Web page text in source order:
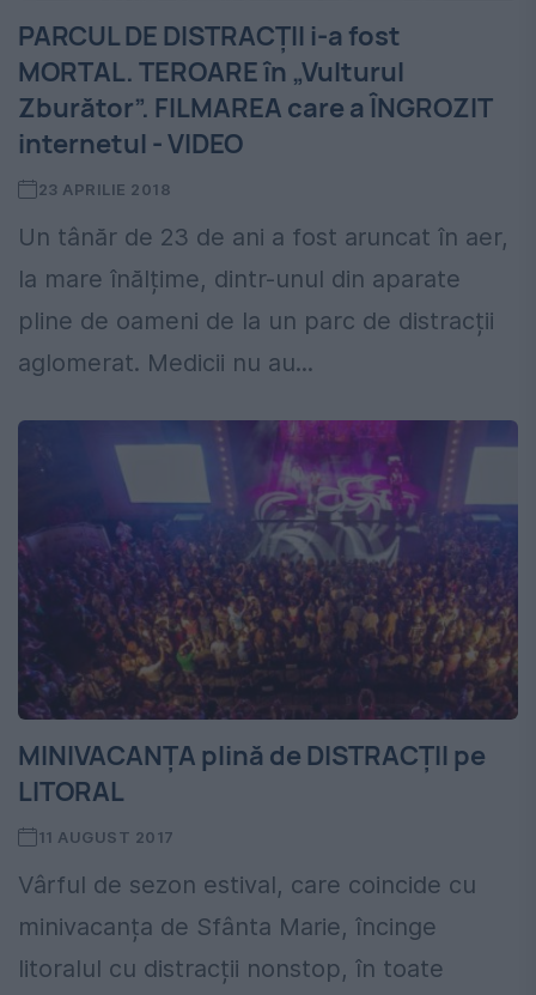
PARCUL DE DISTRACȚII i-a fost
MORTAL. TEROARE în „Vulturul
Zburător”. FILMAREA care a ÎNGROZIT
internetul - VIDEO
23 APRILIE 2018
Un tânăr de 23 de ani a fost aruncat în aer,
la mare înălțime, dintr-unul din aparate
pline de oameni de la un parc de distracții
aglomerat. Medicii nu au...
MINIVACANȚA plină de DISTRACȚII pe
LITORAL
11 AUGUST 2017
Vârful de sezon estival, care coincide cu
minivacanța de Sfânta Marie, încinge
litoralul cu distracții nonstop, în toate